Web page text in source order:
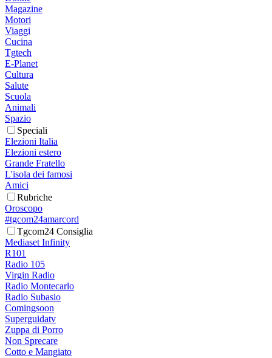
Magazine
Motori
Viaggi
Cucina
Tgtech
E-Planet
Cultura
Salute
Scuola
Animali
Spazio
Speciali
Elezioni Italia
Elezioni estero
Grande Fratello
L'isola dei famosi
Amici
Rubriche
Oroscopo
#tgcom24amarcord
Tgcom24 Consiglia
Mediaset Infinity
R101
Radio 105
Virgin Radio
Radio Montecarlo
Radio Subasio
Comingsoon
Superguidatv
Zuppa di Porro
Non Sprecare
Cotto e Mangiato